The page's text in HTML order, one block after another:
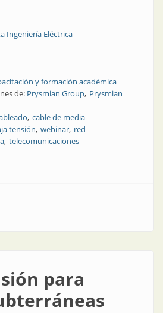
Ingeniería Eléctrica
y formación académica
de: Prysmian Group Prysmian
cable de media
tensión webinar red
telecomunicaciones
mayo: ciclo de webinars sobre cables y
para